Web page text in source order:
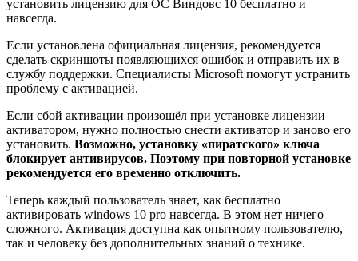
установить лицензию для ОС Виндовс 10 бесплатно и
навсегда.
Если установлена официальная лицензия, рекомендуется
сделать скриншоты появляющихся ошибок и отправить их в
службу поддержки. Специалисты Microsoft помогут устранить
проблему с активацией.
Если сбой активации произошёл при установке лицензии
активатором, нужно полностью снести активатор и заново его
установить. Возможно, установку «пиратского» ключа
блокирует антивирусов. Поэтому при повторной установке
рекомендуется его временно отключить.
Теперь каждый пользователь знает, как бесплатно
активировать windows 10 pro навсегда. В этом нет ничего
сложного. Активация доступна как опытному пользователю,
так и человеку без дополнительных знаний о технике.